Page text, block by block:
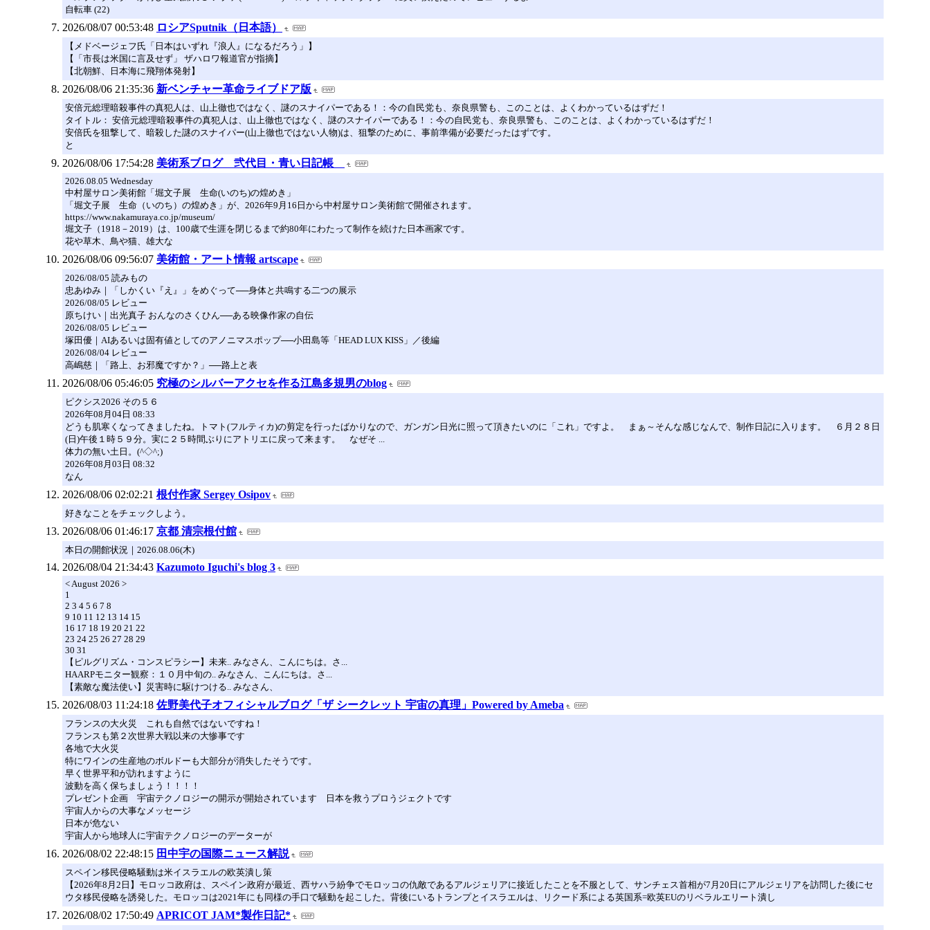
自転車 (22)
2026/08/07 00:53:48 ロシアSputnik（日本語）
【メドベージェフ氏「日本はいずれ『浪人』になるだろう」】
【「市長は米国に言及せず」 ザハロワ報道官が指摘】
【北朝鮮、日本海に飛翔体発射】
2026/08/06 21:35:36 新ベンチャー革命ライブドア版
安倍元総理暗殺事件の真犯人は、山上徹也ではなく、謎のスナイパーである！：今の自民党も、奈良県警も、このことは、よくわかっているはずだ！
タイトル： 安倍元総理暗殺事件の真犯人は、山上徹也ではなく、謎のスナイパーである！：今の自民党も、奈良県警も、このことは、よくわかっているはずだ！
安倍氏を狙撃して、暗殺した謎のスナイパー(山上徹也ではない人物)は、狙撃のために、事前準備が必要だったはずです。
と
2026/08/06 17:54:28 美術系ブログ 弐代目・青い日記帳
2026.08.05 Wednesday
中村屋サロン美術館「堀文子展 生命(いのち)の煌めき」
「堀文子展 生命（いのち）の煌めき」が、2026年9月16日から中村屋サロン美術館で開催されます。
https://www.nakamuraya.co.jp/museum/
堀文子（1918－2019）は、100歳で生涯を閉じるまで約80年にわたって制作を続けた日本画家です。
花や草木、鳥や猫、雄大な
2026/08/06 09:56:07 美術館・アート情報 artscape
2026/08/05 読みもの
忠あゆみ｜「しかくい『え』」をめぐって──身体と共鳴する二つの展示
2026/08/05 レビュー
原ちけい｜出光真子 おんなのさくひん──ある映像作家の自伝
2026/08/05 レビュー
塚田優｜AIあるいは固有値としてのアノニマスポップ──小田島等「HEAD LUX KISS」／後編
2026/08/04 レビュー
高嶋慈｜「路上、お邪魔ですか？」──路上と表
2026/08/06 05:46:05 究極のシルバーアクセを作る江島多規男のblog
ピクシス2026 その５６
2026年08月04日 08:33
どうも肌寒くなってきましたね。トマト(フルティカ)の剪定を行ったばかりなので、ガンガン日光に照って頂きたいのに「これ」ですよ。 まぁ～そんな感じなんで、制作日記に入ります。 ６月２８日
(日)午後１時５９分。実に２５時間ぶりにアトリエに戻って来ます。 なぜそ ...
体力の無い土日。(^◇^;)
2026年08月03日 08:32
なん
2026/08/06 02:02:21 根付作家 Sergey Osipov
好きなことをチェックしよう。
2026/08/06 01:46:17 京都 清宗根付館
本日の開館状況｜2026.08.06(木)
2026/08/04 21:34:43 Kazumoto Iguchi's blog 3
< August 2026 >
1
2 3 4 5 6 7 8
9 10 11 12 13 14 15
16 17 18 19 20 21 22
23 24 25 26 27 28 29
30 31
【ピルグリズム・コンスピラシー】未来.. みなさん、こんにちは。さ...
HAARPモニター観察：１０月中旬の.. みなさん、こんにちは。さ...
【素敵な魔法使い】災害時に駆けつける.. みなさん、
2026/08/03 11:24:18 佐野美代子オフィシャルブログ「ザ シークレット 宇宙の真理」Powered by Ameba
フランスの大火災 これも自然ではないですね！
フランスも第２次世界大戦以来の大惨事です
各地で大火災
特にワインの生産地のボルドーも大部分が消失したそうです。
早く世界平和が訪れますように
波動を高く保ちましょう！！！！
プレゼント企画 宇宙テクノロジーの開示が開始されています 日本を救うプロうジェクトです
宇宙人からの大事なメッセージ
日本が危ない
宇宙人から地球人に宇宙テクノロジーのデーターが
2026/08/02 22:48:15 田中宇の国際ニュース解説
スペイン移民侵略騒動は米イスラエルの欧英潰し策
【2026年8月2日】モロッコ政府は、スペイン政府が最近、西サハラ紛争でモロッコの仇敵であるアルジェリアに接近したことを不服として、サンチェス首相が7月20日にアルジェリアを訪問した後にセ
ウタ移民侵略を誘発した。モロッコは2021年にも同様の手口で騒動を起こした。背後にいるトランプとイスラエルは、リクード系による英国系=欧英EUのリベラルエリート潰し
2026/08/02 17:50:49 APRICOT JAM*製作日記*